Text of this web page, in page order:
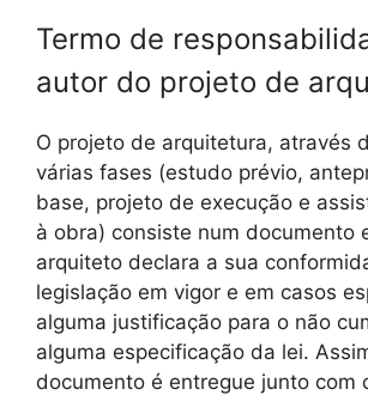
Termo de
autor do projeto de
O projeto de arquitetura, através
várias fases (estudo prévio,
base, projeto de execução e
à obra) consiste num documento
arquiteto declara a sua
legislação em vigor e em casos
alguma justificação para o não
alguma especificação da lei.
documento é entregue junto com